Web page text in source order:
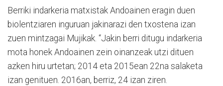
Berriki indarkeria matxistak Andoainen eragin duen
biolentziaren inguruan jakinarazi den txostena izan
zuen mintzagai Mujikak. “Jakin berri ditugu indarkeria
mota honek Andoainen zein oinanzeak utzi dituen
azken hiru urtetan; 2014 eta 2015ean 22na salaketa
izan genituen. 2016an, berriz, 24 izan ziren.